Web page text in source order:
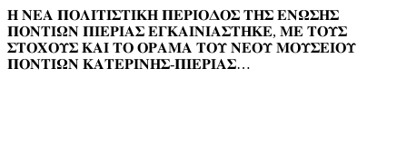
𝚮 𝚴𝚬𝚨 𝚷𝚶𝚲𝚰𝚻𝚰𝚺𝚻𝚰𝚱𝚮 𝚷𝚬𝚸𝚰𝚶𝚫𝚶𝚺 𝚻𝚮𝚺 𝚬𝚴𝛀𝚺𝚮𝚺
𝚷𝚶𝚴𝚻𝚰𝛀𝚴 𝚷𝚰𝚬𝚸𝚰𝚨𝚺 𝚬𝚪𝚱𝚨𝚰𝚴𝚰𝚨𝚺𝚻𝚮𝚱𝚬, 𝚳𝚬 𝚻𝚶𝚼𝚺
𝚺𝚻𝚶𝚾𝚶𝚼𝚺 𝚱𝚨𝚰 𝚻𝚶 𝚶𝚸𝚨𝚳𝚨 𝚻𝚶𝚼 𝚴𝚬𝚶𝚼 𝚳𝚶𝚼𝚺𝚬𝚰𝚶𝚼
𝚷𝚶𝚴𝚻𝚰𝛀𝚴 𝚱𝚨𝚻𝚬𝚸𝚰𝚴𝚮𝚺-𝚷𝚰𝚬𝚸𝚰𝚨𝚺…